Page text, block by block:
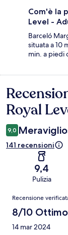
Com'è la
Level -
Barceló
situata a 10
min. a piedi
Recensioni
Royal
9,0
141 recensioni
9,4
Pulizia
Recensioni
Recensione
8/10 Ottimo
14 mar 2024